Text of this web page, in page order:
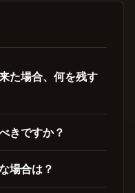
た場合、何を残す
きですか？
場合は？